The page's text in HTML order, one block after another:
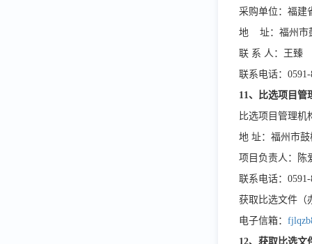
采购单位：福建
地 址：福州市
联 系 人：王臻
联系电话：0591-
11、
比选项目管
比选项目管理机
地 址：福州市
项目负责人：陈
联系电话：0591-
获取比选文件（
电子信箱：
12、获取 比选文